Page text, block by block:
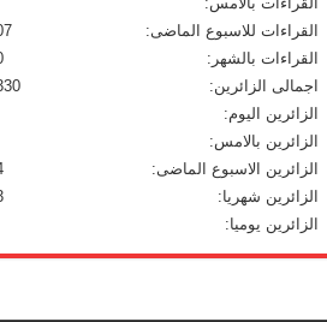
القراءات للاسبوع الماضى:
القراءات بالشهر:
اجمالى الزائرين:
الزائرين اليوم:
الزائرين بالامس:
الزائرين الاسبوع الماضى:
الزائرين شهريا:
الزائرين يوميا: